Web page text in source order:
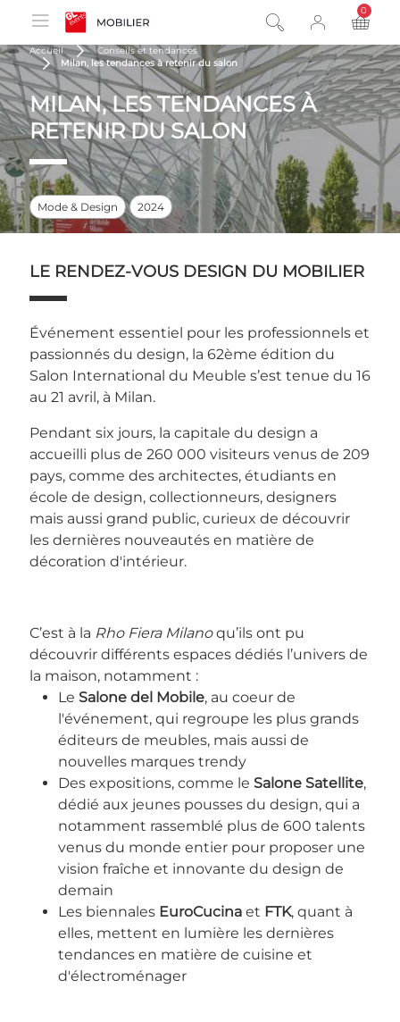
0
Accueil
Conseils et tendances
Milan, les tendances à retenir du salon
MILAN, LES TENDANCES À
RETENIR DU SALON
Mode & Design 2024
LE RENDEZ-VOUS DESIGN DU MOBILIER
Événement essentiel pour les professionnels et
passionnés du design, la 62ème édition du
Salon International du Meuble s’est tenue du 16
au 21 avril, à Milan.
Pendant six jours, la capitale du design a
accueilli plus de 260 000 visiteurs venus de 209
pays, comme des architectes, étudiants en
école de design, collectionneurs, designers
mais aussi grand public, curieux de découvrir
les dernières nouveautés en matière de
décoration d'intérieur.
C’est à la Rho Fiera Milanoqu’ils ont pu
découvrir différents espaces dédiés l’univers de
la maison, notamment :
Le Salone del Mobile, au coeur de
l'événement, qui regroupe les plus grands
éditeurs de meubles, mais aussi de
nouvelles marques trendy
Des expositions, comme le Salone Satellite,
dédié aux jeunes pousses du design, qui a
notamment rassemblé plus de 600 talents
venus du monde entier pour proposer une
vision fraîche et innovante du design de
demain
Les biennales EuroCucinaet FTK, quant à
elles, mettent en lumière les dernières
tendances en matière de cuisine et
d'électroménager